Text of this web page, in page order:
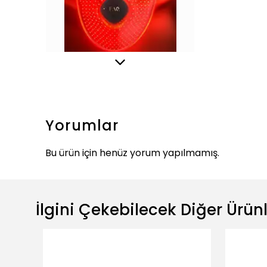
Yorumlar
Bu ürün için henüz yorum yapılmamış.
İlgini Çekebilecek Diğer